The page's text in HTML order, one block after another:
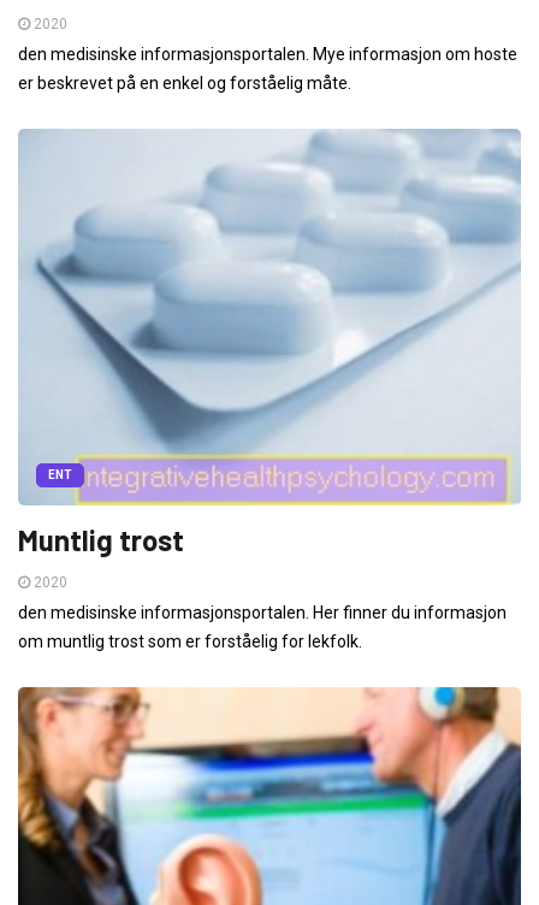
2020
den medisinske informasjonsportalen. Mye informasjon om hoste
er beskrevet på en enkel og forståelig måte.
ENT
Muntlig trost
2020
den medisinske informasjonsportalen. Her finner du informasjon
om muntlig trost som er forståelig for lekfolk.